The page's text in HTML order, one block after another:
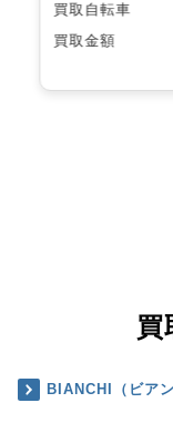
買取自転車
買取金額
買
BIANCHI（ビアン